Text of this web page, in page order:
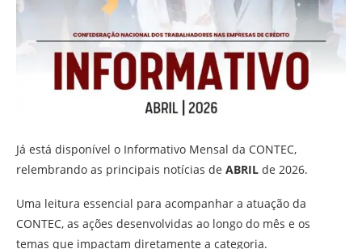
Já está disponível o Informativo Mensal da CONTEC,
relembrando as principais notícias de ABRIL de 2026.
Uma leitura essencial para acompanhar a atuação da
CONTEC, as ações desenvolvidas ao longo do mês e os
temas que impactam diretamente a categoria.